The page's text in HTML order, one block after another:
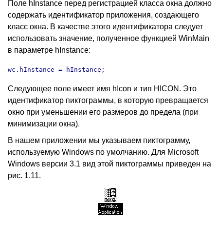
Поле hInstance перед регистрацией класса окна должно
содержать идентификатор приложения, создающего
класс окна. В качестве этого идентификатора следует
использовать значение, полученное функцией WinMain
в параметре hInstance:
wc.hInstance = hInstance;
Следующее поле имеет имя hIcon и тип HICON. Это
идентификатор пиктограммы, в которую превращается
окно при уменьшении его размеров до предела (при
минимизации окна).
В нашем приложении мы указываем пиктограмму,
используемую Windows по умолчанию. Для Microsoft
Windows версии 3.1 вид этой пиктограммы приведен на
рис. 1.11.